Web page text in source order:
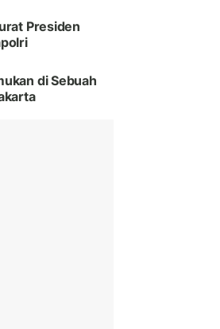
Presiden
di Sebuah